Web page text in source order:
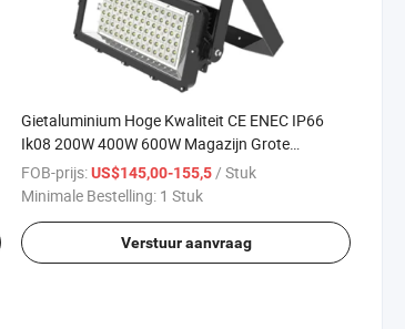
Gietaluminium Hoge Kwaliteit CE ENEC IP66
Ik08 200W 400W 600W Magazijn Grote
Oppervlakte Hanginstallatie Verlichting Hoge
Mast Verlichting Armatuur
FOB-prijs:US$145,00-155,5 / Stuk
Minimale Bestelling: 1 Stuk
Verstuur aanvraag